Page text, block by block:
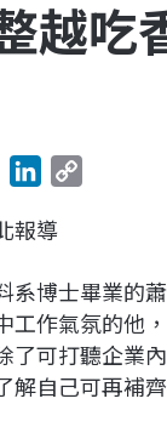
越吃
r
a
d
s
n
e
d
I
n
L
i
n
k
報導
系博士畢業的
工作氣氛的他
了可打聽企業
解自己可再補